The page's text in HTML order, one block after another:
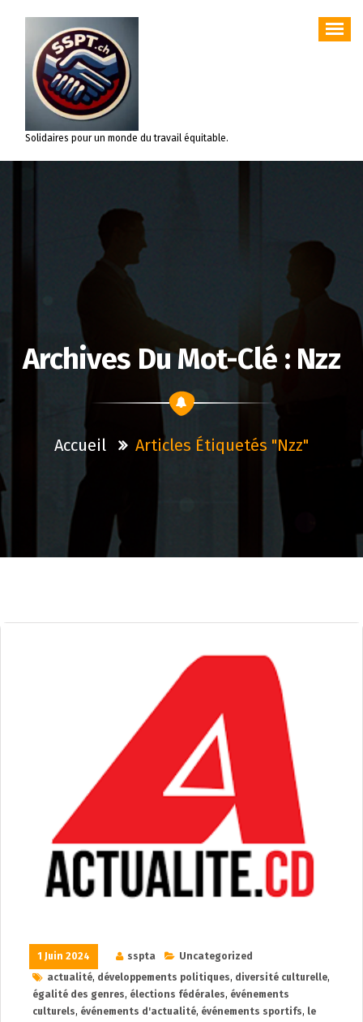
contenu
Solidaires pour un monde du travail équitable.
Archives Du Mot-Clé : Nzz
Accueil Articles Étiquetés "nzz"
1 Juin 2024 sspta
Uncategorized
actualité, développements politiques, diversité culturelle,
égalité des genres, élections fédérales, événements
culturels, événements d'actualité, événements sportifs, le